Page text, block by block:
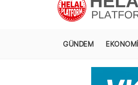
GÜNDEM EKONOMİ